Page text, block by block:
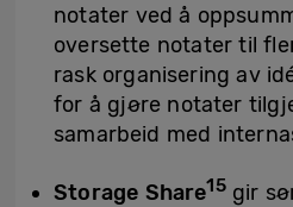
notater ved å
oversette notater til
rask organisering av
for å gjøre notater
samarbeid med
Storage Share15gir